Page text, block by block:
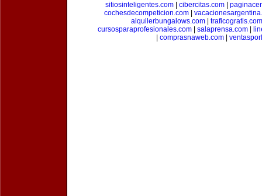
sitiosinteligentes.com
cibercitas.com
cochesdecompeticion.com
alquilerbungalows.com| traficogratis.com
cursosparaprofesionales.com
salaprensa.com
comprasnaweb.com